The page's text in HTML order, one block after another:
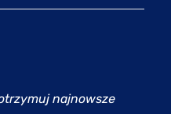
najnowsze